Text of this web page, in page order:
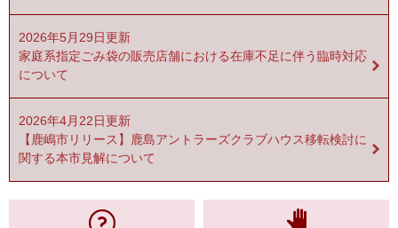
2026年5月29日更新
家庭系指定ごみ袋の販売店舗における在庫不足に伴う臨時対応
について
2026年4月22日更新
【鹿嶋市リリース】鹿島アントラーズクラブハウス移転検討に
関する本市見解について